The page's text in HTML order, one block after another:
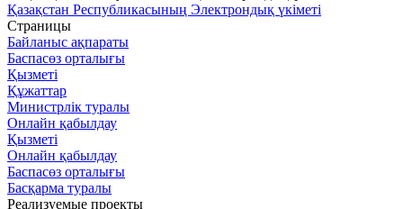
Қазақстан Республикасының Электрондық үкіметі
Страницы
Байланыс ақпараты
Баспасөз орталығы
Қызметі
Құжаттар
Министрлік туралы
Онлайн қабылдау
Қызметі
Онлайн қабылдау
Баспасөз орталығы
Басқарма туралы
Реализуемые проекты